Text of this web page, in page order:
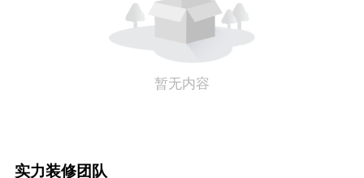
暂无内容
实力装修团队